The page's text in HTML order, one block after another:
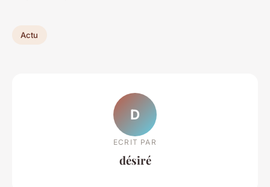
Actu
D
ECRIT PAR
désiré